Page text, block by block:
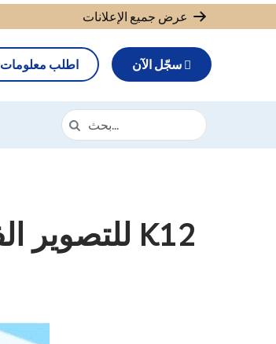
اطلب معلومات سجّل الآن
البحث في https://cava.k12.com/ بحث
تهانينا للفائزين في مسابقة CAVA للتصوير الفوتوغرافي لعام 2024 K12